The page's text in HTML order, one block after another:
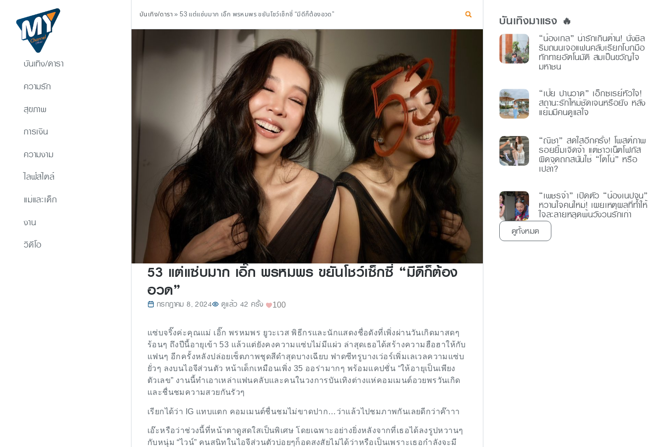
บันเทิง/ดารา
ความรัก
สุขภาพ
การเงิน
ความงาม
ไลฟ์สไตล์
แม่และเด็ก
งาน
วิดีโอ
บันเทิง/ดารา»53 แต่แซ่บมาก เอิ๊ก พรหมพร ขยันโชว์เซ็กซี่ “มีดีก็ต้องอวด”
53 แต่แซ่บมาก เอิ๊ก พรหมพร ขยันโชว์เซ็กซี่ “มีดีก็ต้อง
อวด”
กรกฎาคม 8, 2024 ดูแล้ว 42 ครั้ง 100
แซ่บจริ๊งค่ะคุณแม่ เอิ๊ก พรหมพร ยูวะเวส พิธีกรและนักแสดงชื่อดังที่เพิ่งผ่านวันเกิดมาสดๆ
ร้อนๆ ถึงปีนี้อายุเข้า 53 แล้วแต่ยังคงความแซ่บไม่มีแผ่ว ล่าสุดเธอได้สร้างความฮือฮาให้กับ
แฟนๆ อีกครั้งหลังปล่อยเซ็ตภาพชุดสีดำสุดบางเฉียบ ฟาดซีทรูบางเว่อร์เพิ่มเลเวลความแซ่บ
ยั่วๆ ลงบนไอจีส่วนตัว หน้าเด็กเหมือนเพิ่ง 35 ออร่ามากๆ พร้อมแคปชั่น “ให้อายุเป็นเพียง
ตัวเลข” งานนี้ทำเอาเหล่าแฟนคลับและคนในวงการบันเทิงต่างแห่คอมเมนต์อวยพรวันเกิด
และชื่นชมความสวยกันรัวๆ
เรียกได้ว่า IG แทบแตก คอมเมนต์ชื่นชมไม่ขาดปาก…ว่าแล้วไปชมภาพกันเลยดีกว่าค๊าาา
เอ๊ะหรือว่าช่วงนี้ที่หน้าตาดูสดใสเป็นพิเศษ โดยเฉพาะอย่างยิ่งหลังจากที่เธอได้ลงรูปหวานๆ
กับหนุ่ม “ไวน์” คนสนิทในไอจีส่วนตัวบ่อยๆก็อดสงสัยไม่ได้ว่าหรือเป็นเพราะเธอกำลังจะมี
บันเทิงมาแรง 🔥
“น้องเกล” น่ารักเกินต้าน! นั่งชิล
ริมถนนเจอแฟนคลับเรียกโบกมือ
ทักทายอัตโนมัติ สมเป็นขวัญใจ
มหาชน
“เป้ย ปานวาด” เอ็กซเรย์หัวใจ!
สถานะรักใหม่ชัดเจนหรือยัง หลัง
แย้มมีคนดูแลใจ
“ณิชา” สดใสอีกครั้ง! โพสต์ภาพ
รอยยิ้มเจิดจ้า แต่ชาวเน็ตโฟกัส
ผิดจุดถกสนั่นใช่ “โตโน่” หรือ
เปล่า?
“เพชรจ้า” เปิดตัว “น้องเนปจูน”
หวานใจคนใหม่! เผยเหตุผลที่ทำให้
ใจละลายหลุดพ้นวังวนรักเก่า
ดูทั้งหมด